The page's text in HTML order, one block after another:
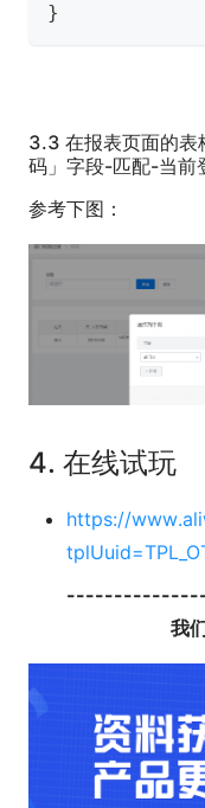
}
3.3 在报表页面的表
码」字段-匹配-当前
参考下图：
4. 在线试玩
https://
我